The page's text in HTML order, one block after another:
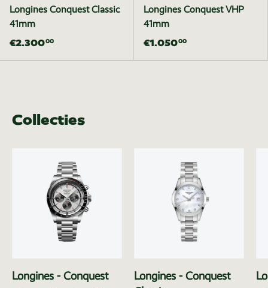
Longines Conquest Classic
41mm
€2.30000
Longines Conquest VHP
41mm
€1.05000
Collecties
Longines - Conquest
Longines - Conquest